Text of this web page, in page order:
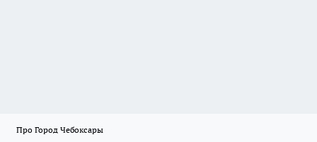
Про Город Чебоксары